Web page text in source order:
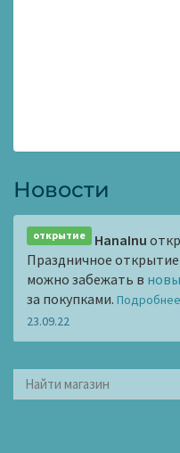
Новости
открытие HanaInu
Праздничное открытие
можно забежать в
за покупками. Подробнее
23.09.22